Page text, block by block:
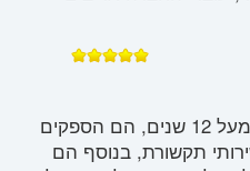
אנו עבדים עם "קול תקשורת" מעל 12 שנים, הם הספקים
תקשורת, בנוסף הם